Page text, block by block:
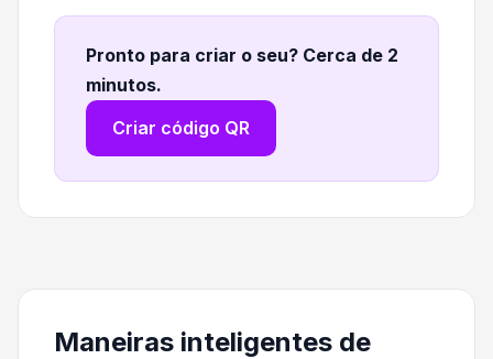
Pronto para criar o seu? Cerca de 2
minutos.
Criar código QR
Maneiras inteligentes de